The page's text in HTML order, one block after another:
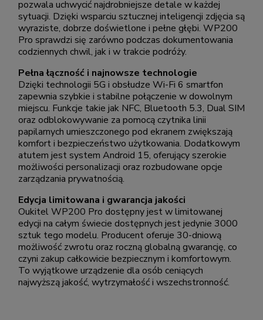
pozwala uchwycić najdrobniejsze detale w każdej
sytuacji. Dzięki wsparciu sztucznej inteligencji zdjęcia są
wyraziste, dobrze doświetlone i pełne głębi. WP200
Pro sprawdzi się zarówno podczas dokumentowania
codziennych chwil, jak i w trakcie podróży.
Pełna łączność i najnowsze technologie
Dzięki technologii 5G i obsłudze Wi-Fi 6 smartfon
zapewnia szybkie i stabilne połączenie w dowolnym
miejscu. Funkcje takie jak NFC, Bluetooth 5.3, Dual SIM
oraz odblokowywanie za pomocą czytnika linii
papilarnych umieszczonego pod ekranem zwiększają
komfort i bezpieczeństwo użytkowania. Dodatkowym
atutem jest system Android 15, oferujący szerokie
możliwości personalizacji oraz rozbudowane opcje
zarządzania prywatnością.
Edycja limitowana i gwarancja jakości
Oukitel WP200 Pro dostępny jest w limitowanej
edycji na całym świecie dostępnych jest jedynie 3000
sztuk tego modelu. Producent oferuje 30-dniową
możliwość zwrotu oraz roczną globalną gwarancję, co
czyni zakup całkowicie bezpiecznym i komfortowym.
To wyjątkowe urządzenie dla osób ceniących
najwyższą jakość, wytrzymałość i wszechstronność.